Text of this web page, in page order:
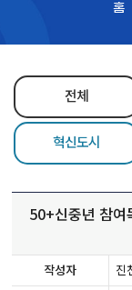
홈
전체
혁신도시
50+신중년 참여
작성자
진